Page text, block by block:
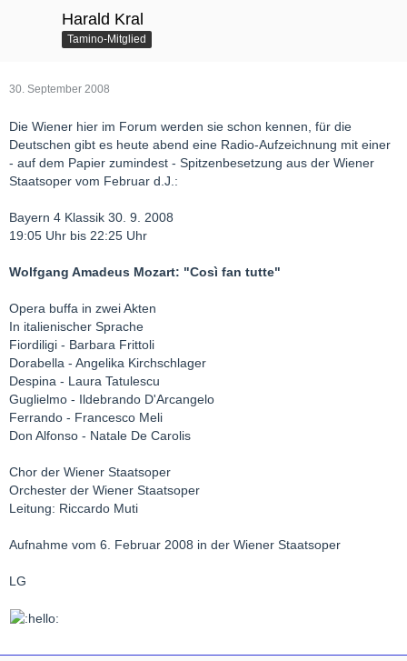
Harald Kral
Tamino-Mitglied
30. September 2008
Die Wiener hier im Forum werden sie schon kennen, für die
Deutschen gibt es heute abend eine Radio-Aufzeichnung mit einer
- auf dem Papier zumindest - Spitzenbesetzung aus der Wiener
Staatsoper vom Februar d.J.:
Bayern 4 Klassik 30. 9. 2008
19:05 Uhr bis 22:25 Uhr
Wolfgang Amadeus Mozart: "Così fan tutte"
Opera buffa in zwei Akten
In italienischer Sprache
Fiordiligi - Barbara Frittoli
Dorabella - Angelika Kirchschlager
Despina - Laura Tatulescu
Guglielmo - Ildebrando D'Arcangelo
Ferrando - Francesco Meli
Don Alfonso - Natale De Carolis
Chor der Wiener Staatsoper
Orchester der Wiener Staatsoper
Leitung: Riccardo Muti
Aufnahme vom 6. Februar 2008 in der Wiener Staatsoper
LG